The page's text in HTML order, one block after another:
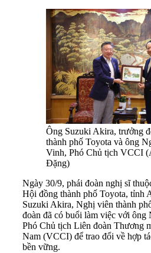
Ông Suzuki Akira, trưởng
thành phố Toyota và ông
Vinh, Phó Chủ tịch VCCI
Đặng)
Ngày 30/9, phái đoàn nghị sĩ
Hội đồng thành phố Toyota, tỉnh
Suzuki Akira, Nghị viên thành
đoàn đã có buổi làm việc với ông
Phó Chủ tịch Liên đoàn Thương
Nam (VCCI) để trao đổi về hợp
bền vững.